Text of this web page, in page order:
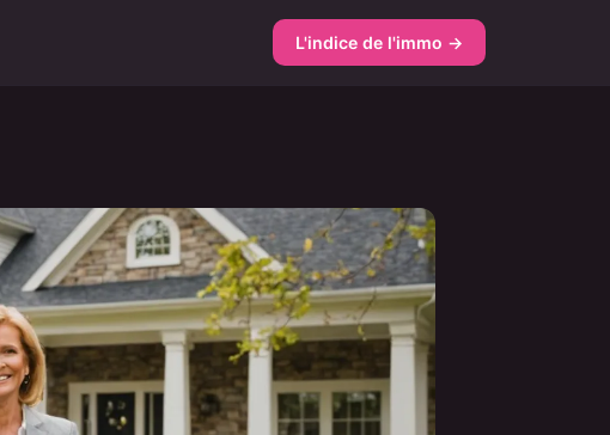
L'indice de l'immo →